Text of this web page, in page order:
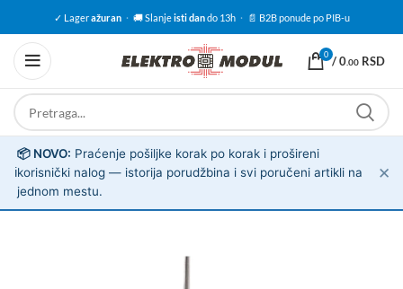
✓ Lageražuran · 🚚 Slanjeisti dando 13h · 📄 B2B ponude po PIB-u
0 /0.00 RSD
ℹ️
📦 NOVO: Praćenje pošiljke korak po korak i prošireni
korisnički nalog — istorija porudžbina i svi poručeni artikli na
jednom mestu.
✕